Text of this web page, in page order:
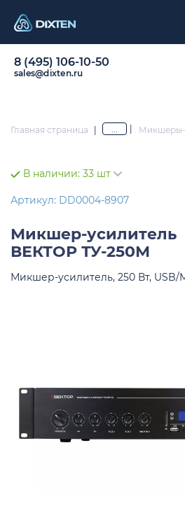
8 (495) 106-10-50
sales@dixten.ru
Главная страница | ... Микшеры-
В наличии: 33 шт
Артикул: DD0004-8907
Микшер-усилитель
ВЕКТОР ТУ-250М
Микшер-усилитель, 250 Вт, USB/